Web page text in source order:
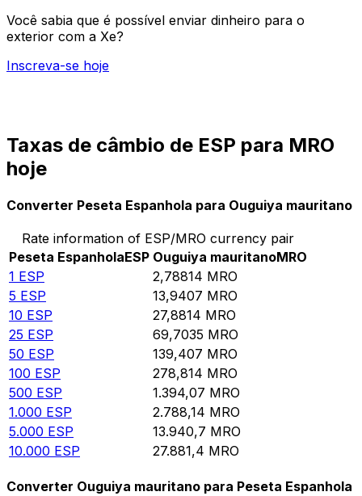
Você sabia que é possível enviar dinheiro para o
exterior com a Xe?
Inscreva-se hoje
Taxas de câmbio de ESP para MRO
hoje
Converter Peseta Espanhola para Ouguiya mauritano
Rate information of ESP/MRO currency pair
Peseta EspanholaESP Ouguiya mauritanoMRO
1 ESP 2,78814 MRO
5 ESP 13,9407 MRO
10 ESP 27,8814 MRO
25 ESP 69,7035 MRO
50 ESP 139,407 MRO
100 ESP 278,814 MRO
500 ESP 1.394,07 MRO
1.000 ESP 2.788,14 MRO
5.000 ESP 13.940,7 MRO
10.000 ESP 27.881,4 MRO
Converter Ouguiya mauritano para Peseta Espanhola